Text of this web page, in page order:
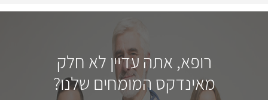
רופא, אתה עדיין לא חלק
מאינדקס המומחים שלנו?